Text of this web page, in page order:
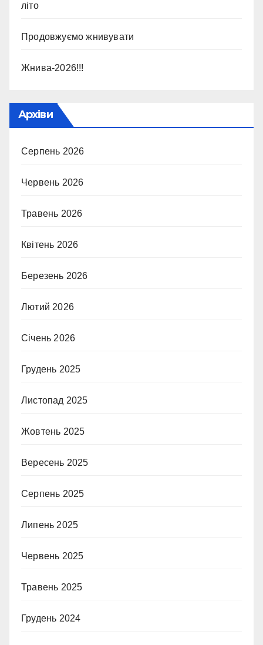
літо
Продовжуємо жнивувати
Жнива-2026!!!
Архіви
Серпень 2026
Червень 2026
Травень 2026
Квітень 2026
Березень 2026
Лютий 2026
Січень 2026
Грудень 2025
Листопад 2025
Жовтень 2025
Вересень 2025
Серпень 2025
Липень 2025
Червень 2025
Травень 2025
Грудень 2024